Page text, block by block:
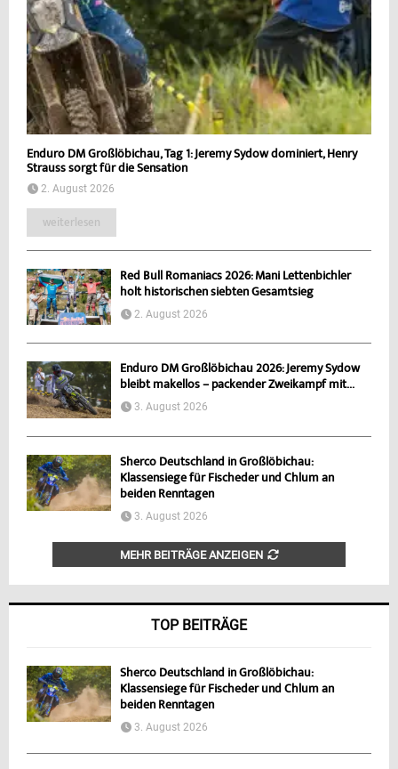
Enduro DM Großlöbichau, Tag 1: Jeremy Sydow dominiert, Henry
Strauss sorgt für die Sensation
2. August 2026
weiterlesen
Red Bull Romaniacs 2026: Mani Lettenbichler
holt historischen siebten Gesamtsieg
2. August 2026
Enduro DM Großlöbichau 2026: Jeremy Sydow
bleibt makellos – packender Zweikampf mit...
3. August 2026
Sherco Deutschland in Großlöbichau:
Klassensiege für Fischeder und Chlum an
beiden Renntagen
3. August 2026
MEHR BEITRÄGE ANZEIGEN
TOP BEITRÄGE
Sherco Deutschland in Großlöbichau:
Klassensiege für Fischeder und Chlum an
beiden Renntagen
3. August 2026